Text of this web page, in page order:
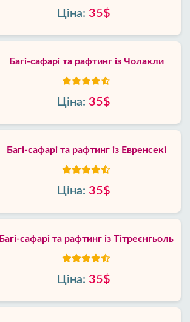
Ціна: 35$
Багі-сафарі та рафтинг із Чолакли
Ціна: 35$
Багі-сафарі та рафтинг із Евренсекі
Ціна: 35$
Багі-сафарі та рафтинг із Тітреєнгьоль
Ціна: 35$